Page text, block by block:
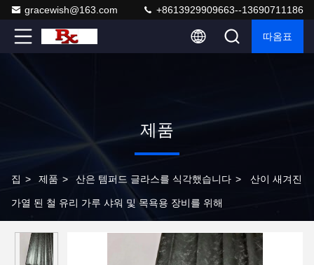
gracewish@163.com +8613929909663--13690711186
따옴표
제품
집 > 제품 > 산은 템퍼드 글라스를 식각했습니다 > 산이 새겨진
가열 된 철 유리 가루 샤워 및 목욕용 장비를 위해